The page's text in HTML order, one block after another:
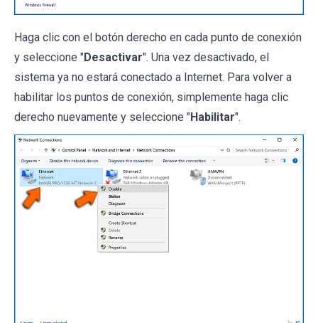
Haga clic con el botón derecho en cada punto de conexión
y seleccione "Desactivar". Una vez desactivado, el
sistema ya no estará conectado a Internet. Para volver a
habilitar los puntos de conexión, simplemente haga clic
derecho nuevamente y seleccione "Habilitar".